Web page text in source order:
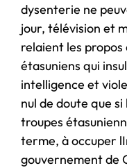
dysenterie ne
jour, télévision et
relaient les propos
étasuniens qui
intelligence et
nul de doute que si
troupes
terme, à occuper
gouvernement de